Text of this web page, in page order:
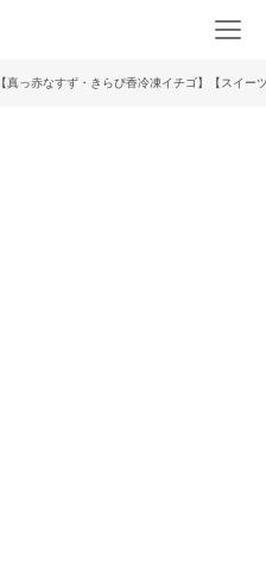
【真っ赤なすず・きらぴ香冷凍イチゴ】【スイー